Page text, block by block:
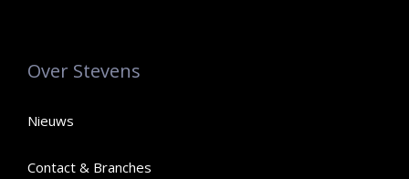
Over Stevens
Nieuws
Contact & Branches